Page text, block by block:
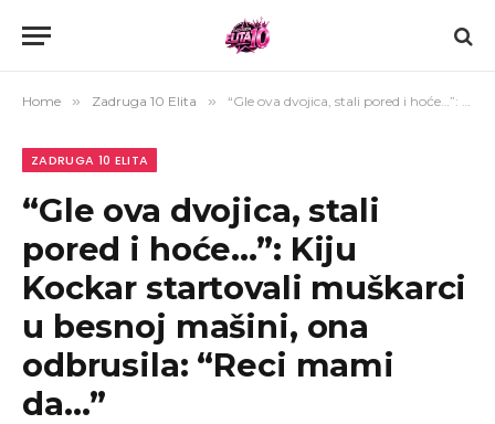
Home » Zadruga 10 Elita » “Gle ova dvojica, stali pored i hoće…”: Kiju Kockar startovali muškarci u besnoj mašini, ona odbrusila: “Reci mami da…”
ZADRUGA 10 ELITA
“Gle ova dvojica, stali
pored i hoće…”: Kiju
Kockar startovali muškarci
u besnoj mašini, ona
odbrusila: “Reci mami
da…”